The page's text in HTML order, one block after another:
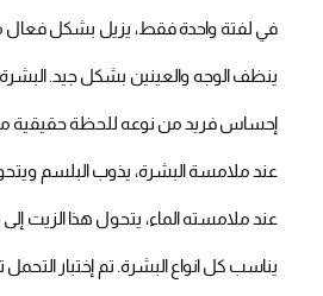
في لفتة واحدة فقط، يزيل بشكل فعال
ينظف الوجه والعينين بشكل جيد. البشرة
إحساس فريد من نوعه للحظة حقيقية من
عند ملامسة البشرة، يذوب البلسم
عند ملامسته الماء، يتحول هذا
يناسب كل انواع البشرة. تم إختبار